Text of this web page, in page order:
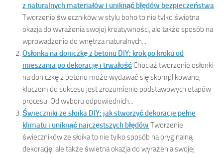
z naturalnych materiałów i uniknąć błędów bezpieczeństwa
Tworzenie świeczników w stylu boho to nie tylko świetna
okazja do wyrażenia swojej kreatywności, ale także sposób na
wprowadzenie do wnętrza naturalnych...
Osłonka na doniczkę z betonu DIY: krok po kroku od
mieszania po dekorację i trwałość Chociaż tworzenie osłonki
na doniczkę z betonu może wydawać się skomplikowane,
kluczem do sukcesu jest zrozumienie podstawowych etapów
procesu. Od wyboru odpowiednich...
Świeczniki ze słoika DIY: jak stworzyć dekoracje pełne
klimatu i uniknąć najczęstszych błędów Tworzenie
świeczników ze słoika to nie tylko sposób na oryginalną
dekorację, ale także świetna okazja do wyrażenia swojej